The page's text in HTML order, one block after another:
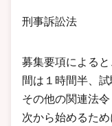
刑事訴訟法
募集要項による
間は１時間半、
その他の関連法
次から始めるた